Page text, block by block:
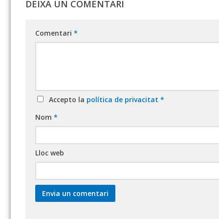
DEIXA UN COMENTARI
Comentari *
Accepto la política de privacitat *
Nom *
Lloc web